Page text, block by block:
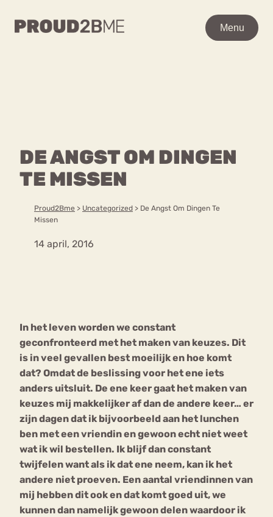
Menu
DE ANGST OM DINGEN
TE MISSEN
Proud2Bme > Uncategorized > De Angst Om Dingen Te
Missen
14 april, 2016
In het leven worden we constant
geconfronteerd met het maken van keuzes. Dit
is in veel gevallen best moeilijk en hoe komt
dat? Omdat de beslissing voor het ene iets
anders uitsluit. De ene keer gaat het maken van
keuzes mij makkelijker af dan de andere keer… er
zijn dagen dat ik bijvoorbeeld aan het lunchen
ben met een vriendin en gewoon echt niet weet
wat ik wil bestellen. Ik blijf dan constant
twijfelen want als ik dat ene neem, kan ik het
andere niet proeven. Een aantal vriendinnen van
mij hebben dit ook en dat komt goed uit, we
kunnen dan namelijk gewoon delen waardoor ik
Menu
Content
Over ons
Forum
WAAR BEN JE NAAR OP
Over proud2bme
Contact
Vacatures
Privacyverklaring
mia
Nerv
osa
Eetstoornis Anorexia Nervosa
Eetbuien Piekeren Sport
Trauma
Orthorexia
Afvallen Angst